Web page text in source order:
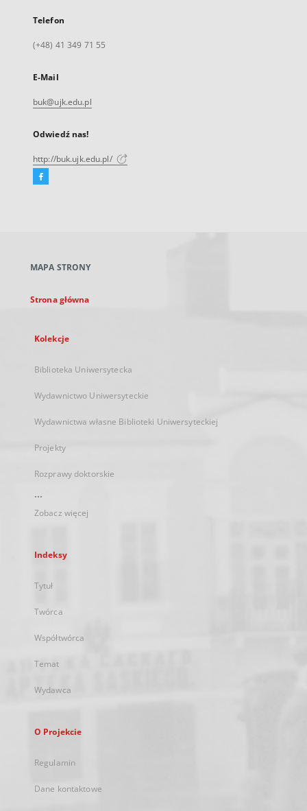
Telefon
(+48) 41 349 71 55
E-Mail
buk@ujk.edu.pl
Odwiedź nas!
http://buk.ujk.edu.pl/
Facebook
karcie
MAPA STRONY
Strona główna
Kolekcje
Biblioteka Uniwersytecka
Wydawnictwo Uniwersyteckie
Wydawnictwa własne Biblioteki Uniwersyteckiej
Projekty
Rozprawy doktorskie
...
Zobacz więcej
Indeksy
Tytuł
Twórca
Współtwórca
Temat
Wydawca
O Projekcie
Regulamin
Dane kontaktowe